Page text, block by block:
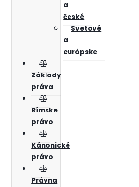
a
české
Svetové
a
európske
Základy
práva
Rímske
právo
Kánonické
právo
Právna